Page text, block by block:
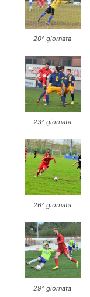
20^ giornata
23^ giornata
26^ giornata
29^ giornata